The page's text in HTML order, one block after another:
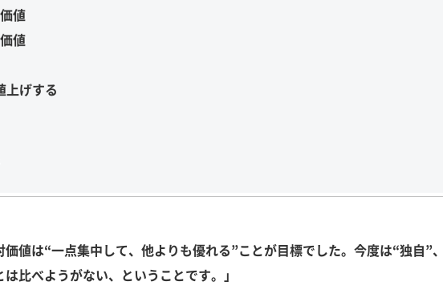
値
値
げする
価値は“一点集中して、他よりも優れる”ことが目標でした。今度は“独自”、
比べようがない、ということです。」